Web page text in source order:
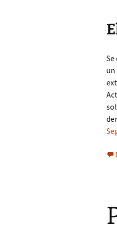
un